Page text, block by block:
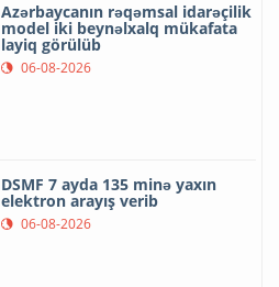
Azərbaycanın rəqəmsal idarəçilik
model iki beynəlxalq mükafata
layiq görülüb
06-08-2026
DSMF 7 ayda 135 minə yaxın
elektron arayış verib
06-08-2026